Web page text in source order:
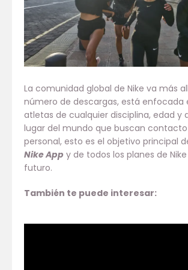
La comunidad global de Nike va más
número de descargas, está enfocada
atletas de cualquier disciplina, edad y
lugar del mundo que buscan
personal, esto es el objetivo principal
Nike App y de todos los planes de
futuro.
También te puede interesar: